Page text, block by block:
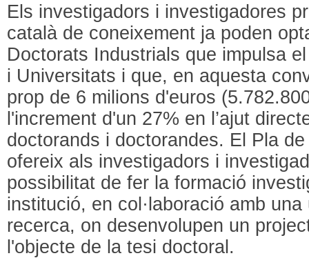
Els investigadors i investigadores
català de coneixement ja poden
Doctorats Industrials que impulsa
i Universitats i que, en aquesta
prop de 6 milions d'euros
l'increment d'un 27% en l’ajut
doctorands i doctorandes. El Pla
ofereix als investigadors i
possibilitat de fer la formació
institució, en col·laboració amb
recerca, on desenvolupen un
l'objecte de la tesi doctoral.